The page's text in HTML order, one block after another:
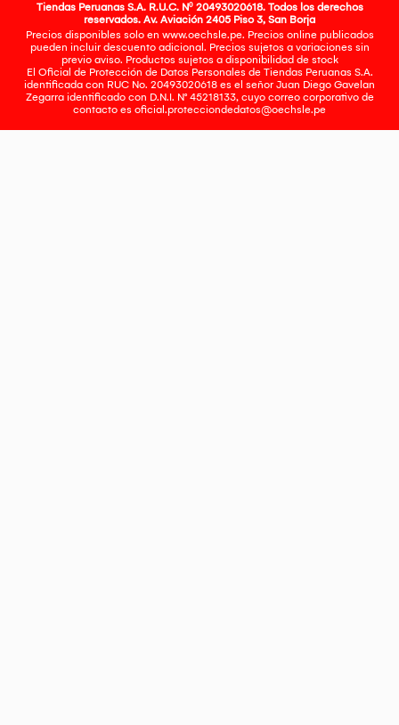
Tiendas Peruanas S.A. R.U.C. Nº 20493020618. Todos los derechos
reservados. Av. Aviación 2405 Piso 3, San Borja
Precios disponibles solo en www.oechsle.pe. Precios online publicados
pueden incluir descuento adicional. Precios sujetos a variaciones sin
previo aviso. Productos sujetos a disponibilidad de stock
El Oficial de Protección de Datos Personales de Tiendas Peruanas S.A.
identificada con RUC No. 20493020618 es el señor Juan Diego Gavelan
Zegarra identificado con D.N.I. N° 45218133, cuyo correo corporativo de
contacto es oficial.protecciondedatos@oechsle.pe